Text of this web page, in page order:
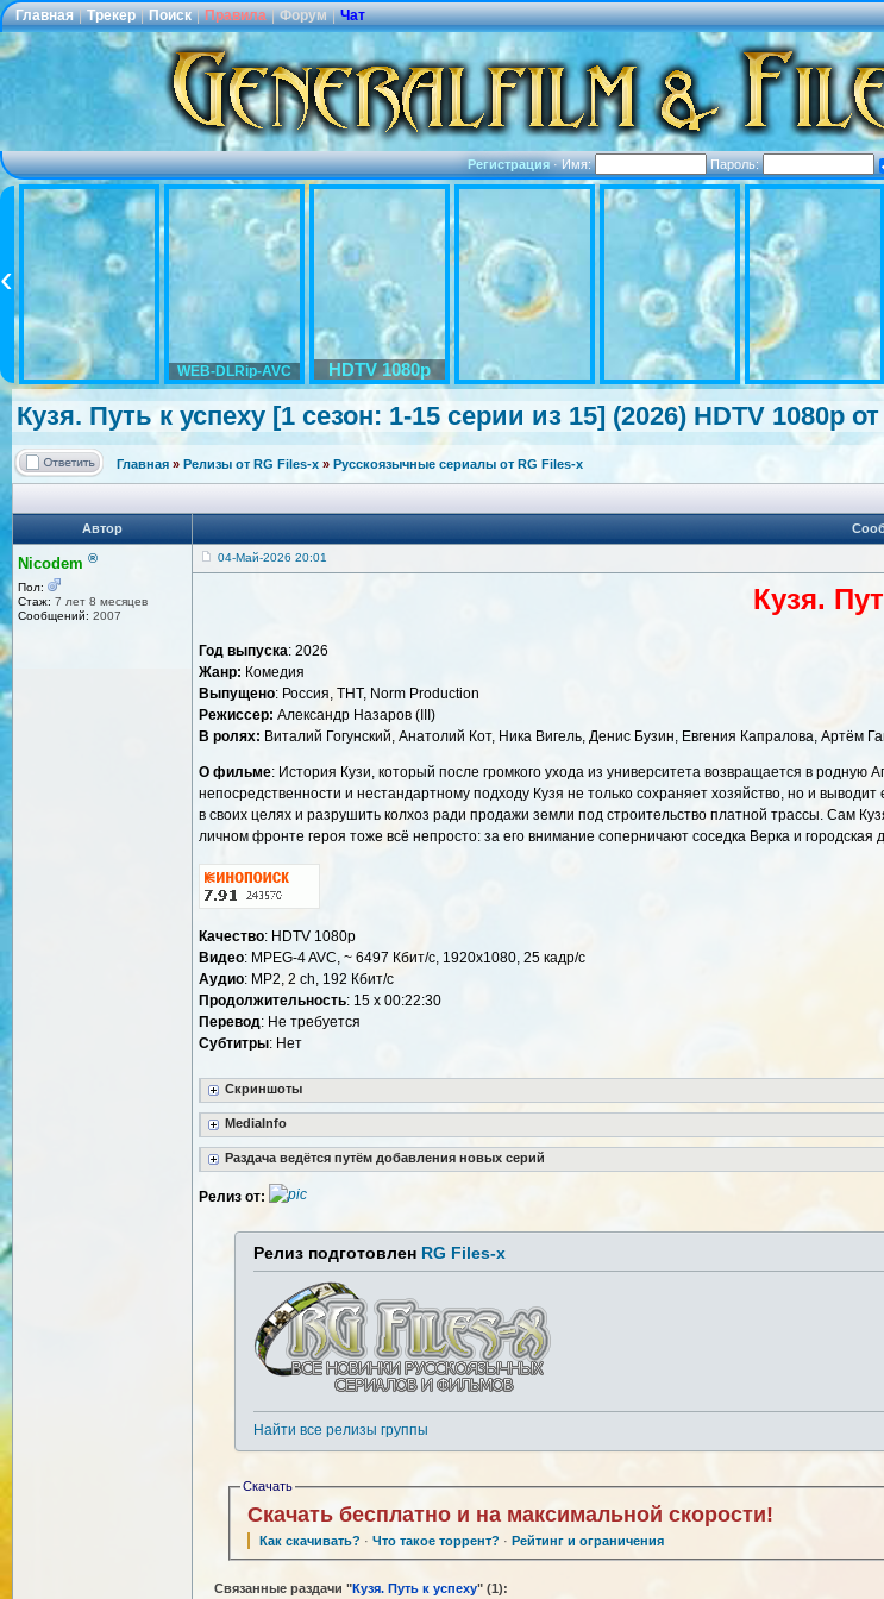
Главная | Трекер | Поиск | Правила | Форум | Чат
Регистрация·Имя: Пароль:
WEB-DLRip-AVC HDTV 1080p
Кузя. Путь к успеху [1 сезон: 1-15 серии из 15] (2026) HDTV 1080p
Главная » Релизы от RG Files-x » Русскоязычные сериалы от RG Files-x
Автор
Nicodem ®
Пол:
Стаж: 7 лет 8 месяцев
Сообщений: 2007
04-Май-2026 20:01
Кузя.
Год выпуска: 2026
Жанр: Комедия
Выпущено: Россия, ТНТ, Norm Production
Режиссер: Александр Назаров (III)
В ролях: Виталий Гогунский, Анатолий Кот, Ника Вигель, Денис Бузин, Евгения Капралова,
О фильме: История Кузи, который после громкого ухода из университета возвращается в родную
непосредственности и нестандартному подходу Кузя не только сохраняет хозяйство, но и
в своих целях и разрушить колхоз ради продажи земли под строительство платной трассы. Сам
личном фронте героя тоже всё непросто: за его внимание соперничают соседка Верка и городская
Качество: HDTV 1080p
Видео: MPEG-4 AVC, ~ 6497 Кбит/с, 1920x1080, 25 кадр/с
Аудио: MP2, 2 ch, 192 Кбит/с
Продолжительность: 15 х 00:22:30
Перевод: Не требуется
Субтитры: Нет
Скриншоты
MediaInfo
Раздача ведётся путём добавления новых серий
Релиз от:
Релиз подготовлен RG Files-x
Найти все релизы группы
Скачать
Скачать бесплатно и на максимальной скорости!
Как скачивать? ·Что такое торрент? · Рейтинг и ограничения
Связанные раздачи "Кузя. Путь к успеху" (1):